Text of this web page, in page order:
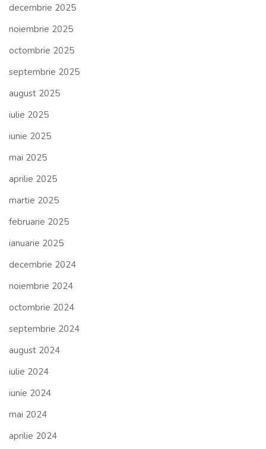
decembrie 2025
noiembrie 2025
octombrie 2025
septembrie 2025
august 2025
iulie 2025
iunie 2025
mai 2025
aprilie 2025
martie 2025
februarie 2025
ianuarie 2025
decembrie 2024
noiembrie 2024
octombrie 2024
septembrie 2024
august 2024
iulie 2024
iunie 2024
mai 2024
aprilie 2024